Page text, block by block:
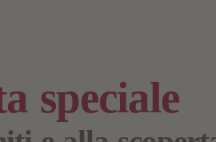
speciale